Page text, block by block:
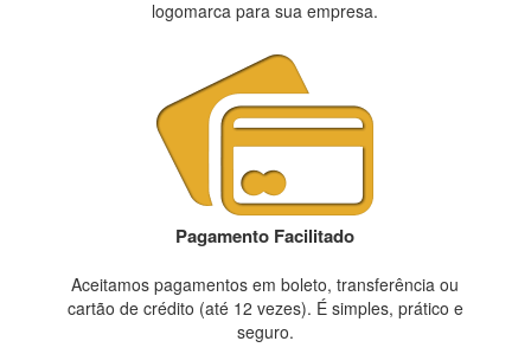
logomarca para sua empresa.
Pagamento Facilitado
Aceitamos pagamentos em boleto, transferência ou
cartão de crédito (até 12 vezes). É simples, prático e
seguro.